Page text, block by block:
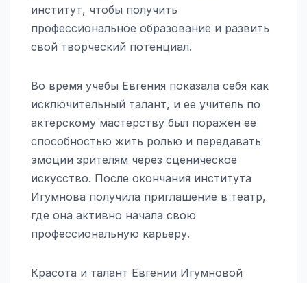
институт, чтобы получить
профессиональное образование и развить
свой творческий потенциал.
Во время учебы Евгения показала себя как
исключительный талант, и ее учитель по
актерскому мастерству был поражен ее
способностью жить ролью и передавать
эмоции зрителям через сценическое
искусство. После окончания института
Игумнова получила приглашение в театр,
где она активно начала свою
профессиональную карьеру.
Красота и талант Евгении Игумновой